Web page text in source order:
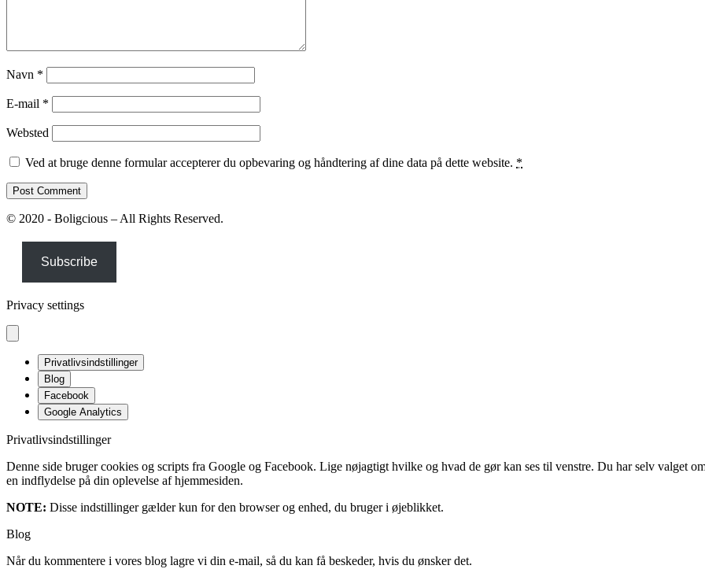
Navn *
E-mail *
Websted
Ved at bruge denne formular accepterer du opbevaring og håndtering af dine data på dette website. *
© 2020 - Boligcious – All Rights Reserved.
Subscribe
Privacy settings
Privatlivsindstillinger
Blog
Facebook
Google Analytics
Privatlivsindstillinger
Denne side bruger cookies og scripts fra Google og Facebook. Lige nøjagtigt hvilke og hvad de gør kan ses til venstre. Du har selv valget
en indflydelse på din oplevelse af hjemmesiden.
NOTE: Disse indstillinger gælder kun for den browser og enhed, du bruger i øjeblikket.
Blog
Når du kommentere i vores blog lagre vi din e-mail, så du kan få beskeder, hvis du ønsker det.